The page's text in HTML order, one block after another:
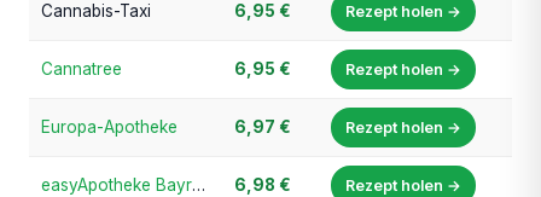
Cannabis-Taxi 6,95 € Rezept holen →
Cannatree 6,95 € Rezept holen →
Europa-Apotheke 6,97 € Rezept holen →
easyApotheke Bayreuth-Süd 6,98 € Rezept holen →